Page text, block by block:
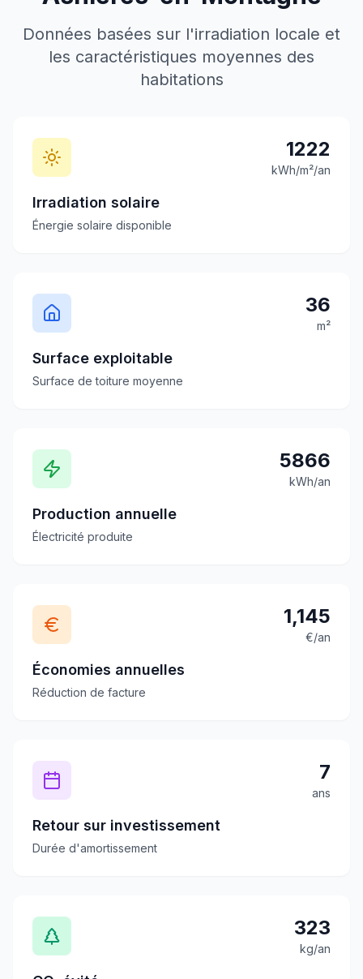
Données basées sur l'irradiation locale et
les caractéristiques moyennes des
habitations
1222
kWh/m²/an
Irradiation solaire
Énergie solaire disponible
36
m²
Surface exploitable
Surface de toiture moyenne
5866
kWh/an
Production annuelle
Électricité produite
1,145
€/an
Économies annuelles
Réduction de facture
7
ans
Retour sur investissement
Durée d'amortissement
323
kg/an